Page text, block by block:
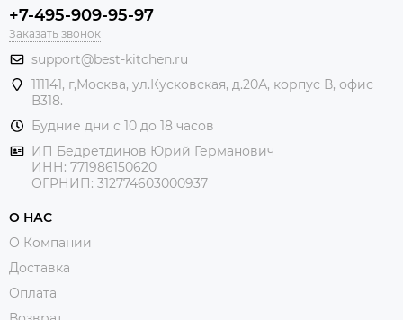
+7-495-909-95-97
Заказать звонок
support@best-kitchen.ru
111141, г,Москва, ул.Кусковская, д.20А, корпус В, офис
В318.
Будние дни с 10 до 18 часов
ИП Бедретдинов Юрий Германович
ИНН: 771986150620
ОГРНИП: 312774603000937
О НАС
О Компании
Доставка
Оплата